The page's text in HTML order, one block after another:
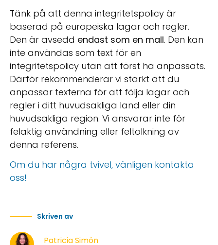
Tänk på att denna integritetspolicy är
baserad på europeiska lagar och regler.
Den är avsedd endast som en mall. Den kan
inte användas som text för en
integritetspolicy utan att först ha anpassats.
Därför rekommenderar vi starkt att du
anpassar texterna för att följa lagar och
regler i ditt huvudsakliga land eller din
huvudsakliga region. Vi ansvarar inte för
felaktig användning eller feltolkning av
denna referens.
Om du har några tvivel, vänligen kontakta
oss!
Skriven av
Patricia Simón